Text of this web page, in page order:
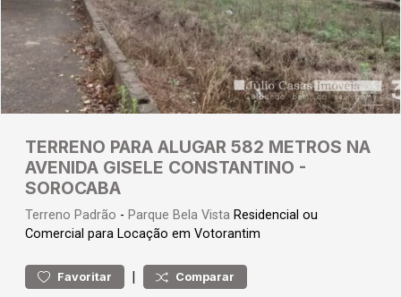
TERRENO PARA ALUGAR 582 METROS NA
AVENIDA GISELE CONSTANTINO -
SOROCABA
Terreno Padrão - Parque Bela Vista Residencial ou
Comercial para Locação em Votorantim
Favoritar | Comparar